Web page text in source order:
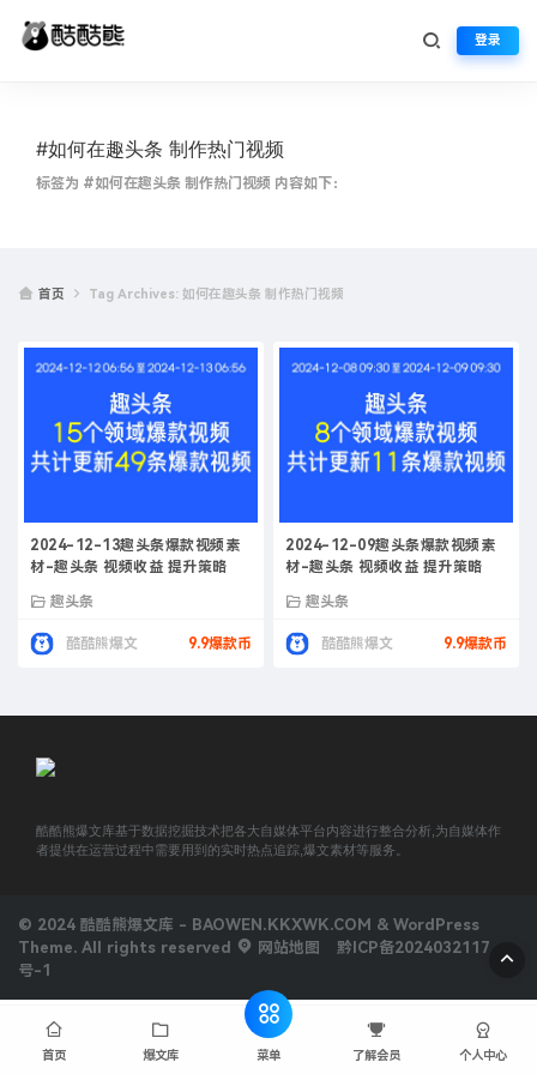
登录
#如何在趣头条 制作热门视频
标签为 #如何在趣头条 制作热门视频 内容如下：
首页 Tag Archives: 如何在趣头条 制作热门视频
2024-12-13趣头条爆款视频素
材-趣头条 视频收益 提升策略
趣头条
酷酷熊爆文 9.9爆款币
2024-12-09趣头条爆款视频素
材-趣头条 视频收益 提升策略
趣头条
酷酷熊爆文 9.9爆款币
酷酷熊爆文库基于数据挖掘技术把各大自媒体平台内容进行整合分析,为自媒体作
者提供在运营过程中需要用到的实时热点追踪,爆文素材等服务。
© 2024 酷酷熊爆文库 - BAOWEN.KKXWK.COM & WordPress
Theme. All rights reserved
网站地图
黔ICP备2024032117
号-1
首页 爆文库 菜单 了解会员 个人中心